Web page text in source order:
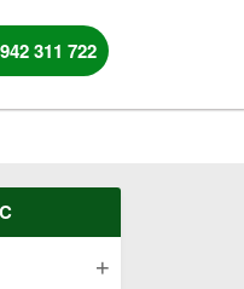
311 722